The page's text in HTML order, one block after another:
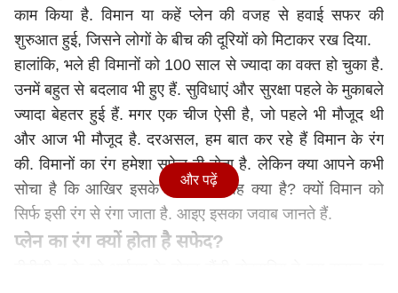
काम किया है. विमान या कहें प्लेन की वजह से हवाई सफर की
शुरुआत हुई, जिसने लोगों के बीच की दूरियों को मिटाकर रख दिया.
हालांकि, भले ही विमानों को 100 साल से ज्यादा का वक्त हो चुका है.
उनमें बहुत से बदलाव भी हुए हैं. सुविधाएं और सुरक्षा पहले के मुकाबले
ज्यादा बेहतर हुई हैं. मगर एक चीज ऐसी है, जो पहले भी मौजूद थी
और आज भी मौजूद है. दरअसल, हम बात कर रहे हैं विमान के रंग
की. विमानों का रंग हमेशा सफेद ही होता है. लेकिन क्या आपने कभी
सोचा है कि आखिर इसके पीछे की वजह क्या है? क्यों विमान को
सिर्फ इसी रंग से रंगा जाता है. आइए इसका जवाब जानते हैं.
प्लेन का रंग क्यों होता है सफेद?
और पढ़ें